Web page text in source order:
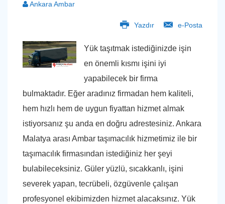
Ankara Ambar
Yazdır e-Posta
Yük taşıtmak istediğinizde işin
en önemli kısmı işini iyi
yapabilecek bir firma
bulmaktadır. Eğer aradınız firmadan hem kaliteli,
hem hızlı hem de uygun fiyattan hizmet almak
istiyorsanız şu anda en doğru adrestesiniz. Ankara
Malatya arası Ambar taşımacılık hizmetimiz ile bir
taşımacılık firmasından istediğiniz her şeyi
bulabileceksiniz. Güler yüzlü, sıcakkanlı, işini
severek yapan, tecrübeli, özgüvenle çalışan
profesyonel ekibimizden hizmet alacaksınız. Yük